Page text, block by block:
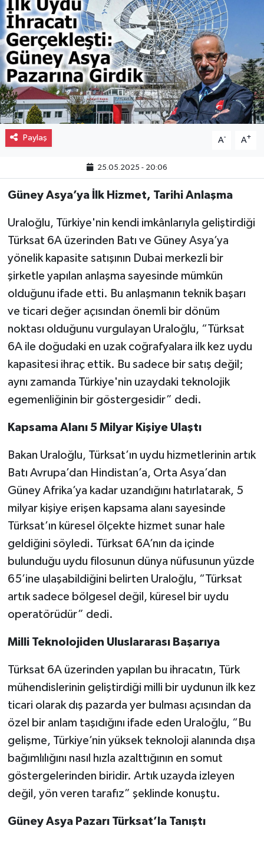
Paylaş A- A+
25.05.2025 - 20:06
Güney Asya’ya İlk Hizmet, Tarihi Anlaşma
Uraloğlu, Türkiye'nin kendi imkânlarıyla geliştirdiği
Türksat 6A üzerinden Batı ve Güney Asya’ya
yönelik kapasite satışının Dubai merkezli bir
şirketle yapılan anlaşma sayesinde mümkün
olduğunu ifade etti. Bu anlaşmanın teknik başarı
ve ticari değer açısından önemli bir dönüm
noktası olduğunu vurgulayan Uraloğlu, “Türksat
6A ile doğudaki en uzak coğrafyalara ilk kez uydu
kapasitesi ihraç ettik. Bu sadece bir satış değil;
aynı zamanda Türkiye'nin uzaydaki teknolojik
egemenliğinin bir göstergesidir” dedi.
Kapsama Alanı 5 Milyar Kişiye Ulaştı
Bakan Uraloğlu, Türksat’ın uydu hizmetlerinin artık
Batı Avrupa’dan Hindistan’a, Orta Asya’dan
Güney Afrika’ya kadar uzandığını hatırlatarak, 5
milyar kişiye erişen kapsama alanı sayesinde
Türksat’ın küresel ölçekte hizmet sunar hale
geldiğini söyledi. Türksat 6A’nın da içinde
bulunduğu uydu filosunun dünya nüfusunun yüzde
65’ine ulaşabildiğini belirten Uraloğlu, “Türksat
artık sadece bölgesel değil, küresel bir uydu
operatörüdür” dedi.
Milli Teknolojiden Uluslararası Başarıya
Türksat 6A üzerinden yapılan bu ihracatın, Türk
mühendislerinin geliştirdiği milli bir uydunun ilk kez
ticari olarak dış pazarda yer bulması açısından da
özel bir anlam taşıdığını ifade eden Uraloğlu, “Bu
gelişme, Türkiye’nin yüksek teknoloji alanında dışa
bağımlılığını nasıl hızla azalttığının en somut
göstergelerinden biridir. Artık uzayda izleyen
değil, yön veren tarafız” şeklinde konuştu.
Güney Asya Pazarı Türksat’la Tanıştı